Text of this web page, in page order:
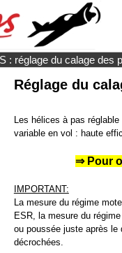
: réglage du calage des
Réglage du
Les hélices à pas
variable en vol : haute
⇒ Pour
IMPORTANT:
La mesure du régime
ESR, la mesure du
ou poussée juste après le
décrochées.